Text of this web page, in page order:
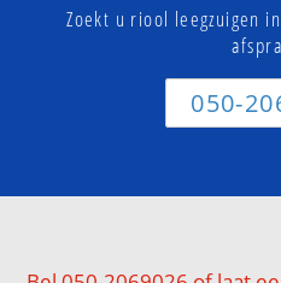
Zoekt u riool leegzuigen
050-